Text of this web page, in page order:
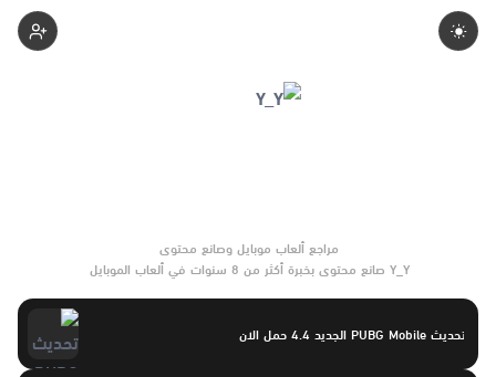
Y_Y صانع محتوى بخبرة أكثر من 8 سنوات في ألعاب الموبايل
تحديث PUBG Mobile الجديد 4.4 حمل الان